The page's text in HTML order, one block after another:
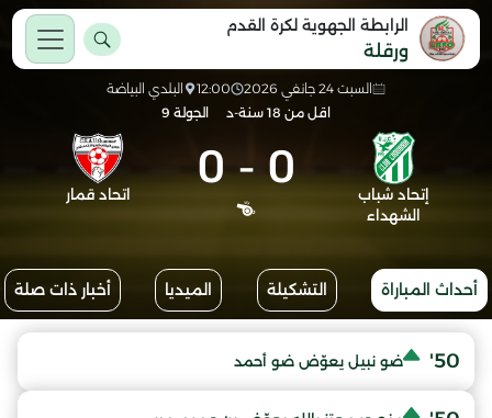
الرابطة الجهوية لكرة القدم
ورقلة
السبت 24 جانفي 2026 12:00
البلدي البياضة
اقل من 18 سنة-د
الجولة 9
إتحاد شباب
الشهداء
0
-
0 اتحاد قمار
أحداث المباراة التشكيلة الميديا أخبار ذات صلة
50' ضو نبيل يعوّض ضو أحمد